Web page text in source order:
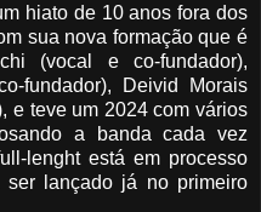
hiato de 10 anos fora dos
sua nova formação que é
(vocal e co-fundador),
fundador), Deivid Morais
e teve um 2024 com vários
a banda cada vez
lenght está em processo
lançado já no primeiro